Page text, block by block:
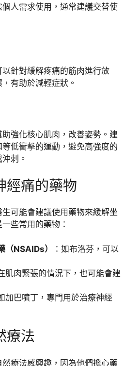
人需求使用，通常建議交替使
針對緩解疼痛的筋肉進行放
有助於減輕症狀。
強化核心肌肉，改善姿勢。建
低衝擊的運動，避免高強度的
刺。
經痛的藥物
可能會建議使用藥物來緩解坐
些常用的藥物：
（NSAIDs）
：如布洛芬，可以
肌肉緊張的情況下，也可能會建
加巴噴丁，專門用於治療神經
療法
療法感興趣，因為他們擔心藥